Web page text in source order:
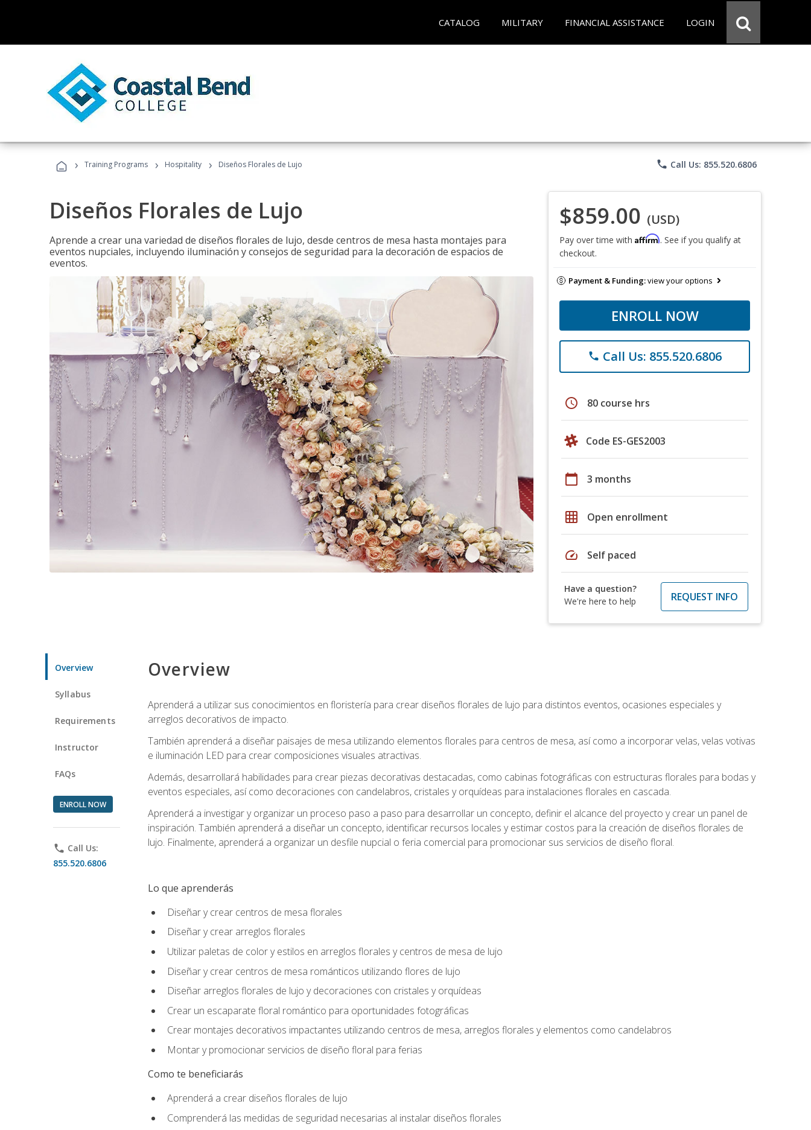
CATALOG MILITARY FINANCIAL ASSISTANCE LOGIN
› Training Programs › Hospitality › Diseños Florales de Lujo phone Call Us: 855.520.6806
Diseños Florales de Lujo
Aprende a crear una variedad de diseños florales de lujo, desde centros de mesa hasta montajes para
eventos nupciales, incluyendo iluminación y consejos de seguridad para la decoración de espacios de
eventos.
$859.00 (USD)
Pay over time with Affirm. See if you qualify at
checkout.
Payment & Funding:view your options
ENROLL NOW
phone Call Us: 855.520.6806
schedule 80 course hrs
Code ES-GES2003
calendar_today 3 months
grid_on Open enrollment
speed Self paced
Have a question?
We're here to help
REQUEST INFO
Overview
Syllabus
Requirements
Instructor
FAQs
ENROLL NOW
phone Call Us:
855.520.6806
Overview
Aprenderá a utilizar sus conocimientos en floristería para crear diseños florales de lujo para distintos eventos, ocasiones especiales y
arreglos decorativos de impacto.
También aprenderá a diseñar paisajes de mesa utilizando elementos florales para centros de mesa, así como a incorporar velas, velas votivas
e iluminación LED para crear composiciones visuales atractivas.
Además, desarrollará habilidades para crear piezas decorativas destacadas, como cabinas fotográficas con estructuras florales para bodas y
eventos especiales, así como decoraciones con candelabros, cristales y orquídeas para instalaciones florales en cascada.
Aprenderá a investigar y organizar un proceso paso a paso para desarrollar un concepto, definir el alcance del proyecto y crear un panel de
inspiración. También aprenderá a diseñar un concepto, identificar recursos locales y estimar costos para la creación de diseños florales de
lujo. Finalmente, aprenderá a organizar un desfile nupcial o feria comercial para promocionar sus servicios de diseño floral.
Lo que aprenderás
Diseñar y crear centros de mesa florales
Diseñar y crear arreglos florales
Utilizar paletas de color y estilos en arreglos florales y centros de mesa de lujo
Diseñar y crear centros de mesa románticos utilizando flores de lujo
Diseñar arreglos florales de lujo y decoraciones con cristales y orquídeas
Crear un escaparate floral romántico para oportunidades fotográficas
Crear montajes decorativos impactantes utilizando centros de mesa, arreglos florales y elementos como candelabros
Montar y promocionar servicios de diseño floral para ferias
Como te beneficiarás
Aprenderá a crear diseños florales de lujo
Comprenderá las medidas de seguridad necesarias al instalar diseños florales